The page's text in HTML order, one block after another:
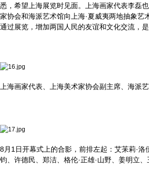
悉，希望上海展览时见面。上海画家代表李磊
家协会和海派艺术馆向上海·夏威夷两地抽象艺
通过展览，增加两国人民的友谊和文化交流，是
上海画家代表、上海美术家协会副主席、海派
8月1日开幕式上的合影，前排左起：艾苿莉·洛
钧、许德民、郑洁、格伦·正雄·山野、姜明立、